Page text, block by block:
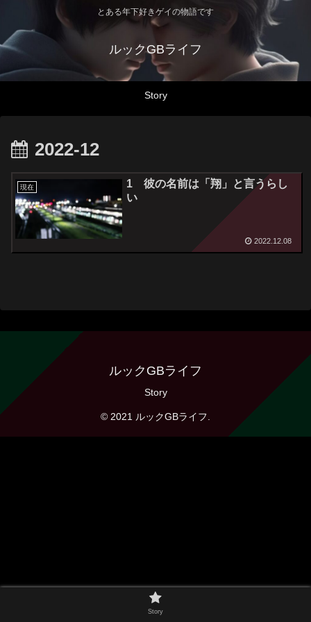
とある年下好きゲイの物語です
ルックGBライフ
Story
2022-12
現在
1 彼の名前は「翔」と言うらし
い
2022.12.08
ルックGBライフ
Story
© 2021 ルックGBライフ.
Story